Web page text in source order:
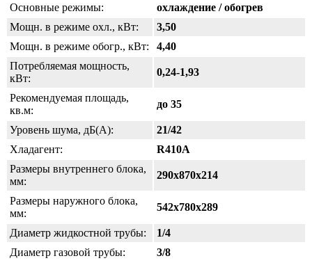
Основные режимы:
охлаждение / обогрев
Мощн. в режиме охл., кВт:
3,50
Мощн. в режиме обогр., кВт:
4,40
Потребляемая мощность,
кВт:
0,24-1,93
Рекомендуемая площадь,
кв.м:
до 35
Уровень шума, дБ(А):
21/42
Хладагент:
R410A
Размеры внутреннего блока,
мм:
290х870х214
Размеры наружного блока,
мм:
542х780х289
Диаметр жидкостной трубы:
1/4
Диаметр газовой трубы:
3/8